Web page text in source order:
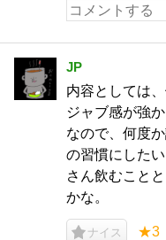
JP
内容としては
ジャブ感が強
なので、何度
の習慣にした
さん飲むこと
かな。
ナイス ★3